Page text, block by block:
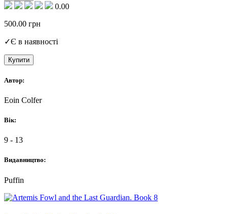
0.00
500.00 грн
✓Є в наявності
Купити
Автор:
Eoin Colfer
Вік:
9 - 13
Видавництво:
Puffin